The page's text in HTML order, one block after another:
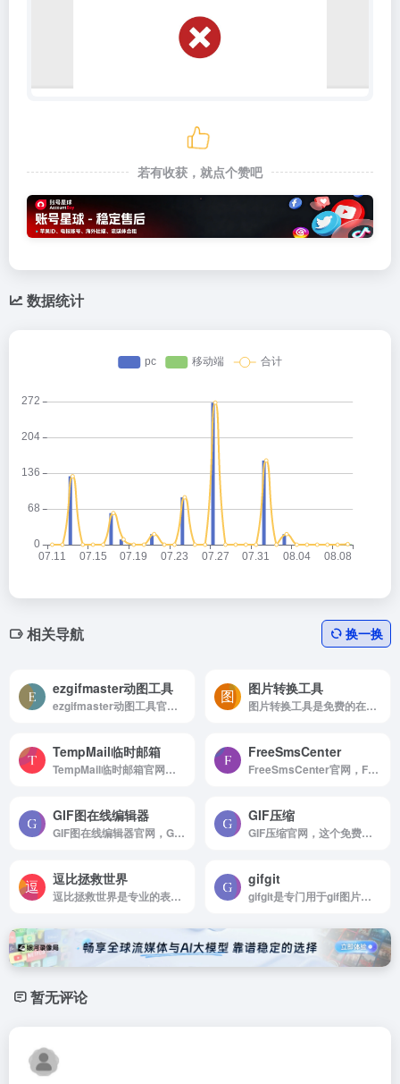
若有收获，就点个赞吧
数据统计
相关导航 换一换
ezgifmaster动图工具
ezgifmaster动图工具官网，SOOGIF动图工具箱，30多个GIF处理功能，3步即可制作一张GIF动态图片，可以满足80%以上GIF动图和图片的制作和编辑处理。
图片转换工具
图片转换工具是免费的在线图片制作工具网
TempMail临时邮箱
TempMail临时邮箱官网，TempMail临时邮箱提供在线免费的一次性电子邮箱服务，它也被称为tempmail，十分钟邮箱，24小时邮箱，可丢弃邮箱，匿名无需注册，保护您的个人电子邮箱免受垃圾邮件的侵害。
FreeSmsCenter
FreeSmsCenter官网，FreeSmsCenter是一项免费服务，可以在任何网站上接收带有真实号码的在线短信，无需注册，也无需使用您的个人电话号码。
GIF图在线编辑器
GIF图在线编辑器官网，GIF图在线编辑器，是一个gif在线图像工具
GIF压缩
GIF压缩官网，这个免费的在线工具是压缩GIF动画唯一需要的。只需两个简单的步骤， 它会为您照顾GIF的优化。 您可以一次压缩多个文件，并上传大小不超过50MB的GIF文件。
逗比拯救世界
逗比拯救世界是专业的表情包搜索网站
gifgit
gifgit是专门用于gif图片处理的网站
暂无评论